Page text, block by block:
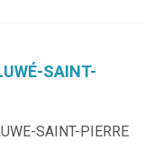
SAINT-
SAINT-PIERRE